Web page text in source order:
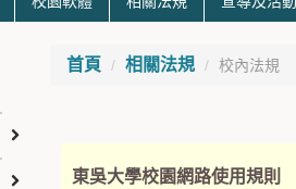
首頁 相關法規 校內法規
東吳大學校園網路使用規則